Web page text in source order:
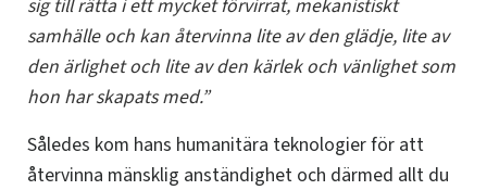
sig till rätta i ett mycket förvirrat, mekanistiskt
samhälle och kan återvinna lite av den glädje, lite av
den ärlighet och lite av den kärlek och vänlighet som
hon har skapats med.”
Således kom hans humanitära teknologier för att
återvinna mänsklig anständighet och därmed allt du